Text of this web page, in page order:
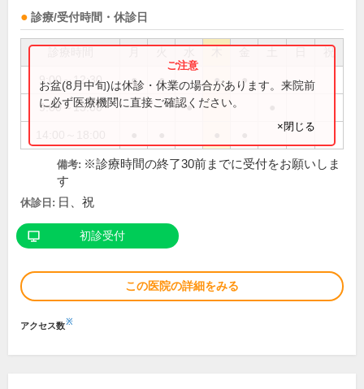
診療/受付時間・休診日
祝
9:00～12:30 ● ● ● ●
9:00～13:00 ●
お盆(8月中旬)は休診・休業の場合があります。来院前
に必ず医療機関に直接ご確認ください。
×閉じる
備考: ※診療時間の終了30前までに受付をお願いしま
す
休診日: 日、祝
初診受付
この医院の詳細をみる
アクセス数※